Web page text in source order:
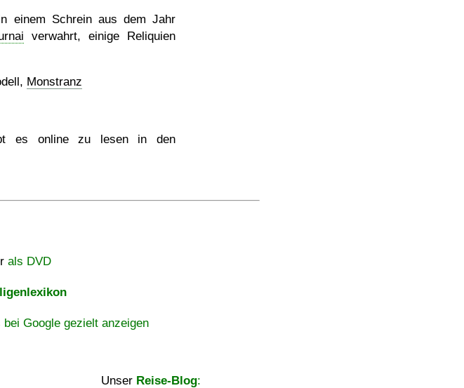
einem Schrein aus dem Jahr
verwahrt, einige Reliquien
Monstranz
es online zu lesen in den
als DVD
Google gezielt anzeigen
Unser Reise-Blog: